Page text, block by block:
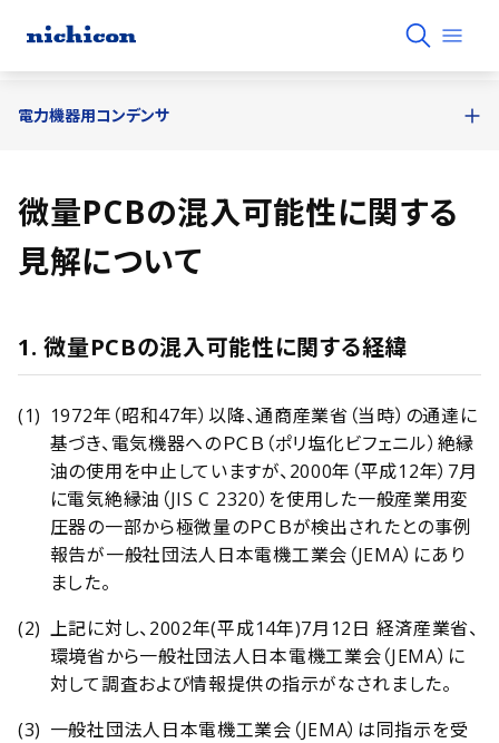
微量PCBの混入可能性に関する
見解について
1. 微量PCBの混入可能性に関する経緯
1972年（昭和47年）以降、通商産業省（当時）の通達に
基づき、電気機器へのＰＣＢ（ポリ塩化ビフェニル）絶縁
油の使用を中止していますが、2000年（平成12年）7月
に電気絶縁油（JIS C 2320）を使用した一般産業用変
圧器の一部から極微量のＰＣＢが検出されたとの事例
報告が一般社団法人日本電機工業会（JEMA）にあり
ました。
上記に対し、2002年(平成14年)7月12日 経済産業省、
環境省から一般社団法人日本電機工業会（JEMA）に
対して調査および情報提供の指示がなされました。
一般社団法人日本電機工業会（JEMA）は同指示を受
電力機器用コンデンサ